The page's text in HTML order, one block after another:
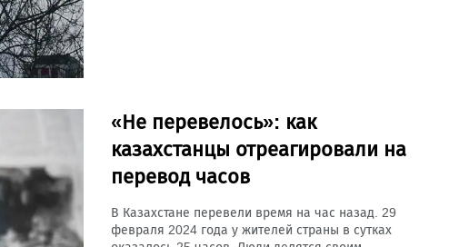
«Не перевелось»: как
казахстанцы отреагировали на
перевод часов
В Казахстане перевели время на час назад. 29
февраля 2024 года у жителей страны в сутках